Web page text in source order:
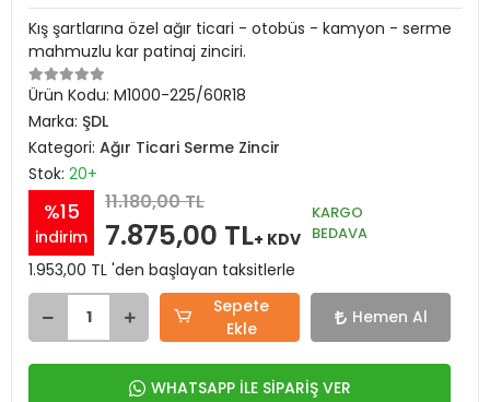
Kış şartlarına özel ağır ticari - otobüs - kamyon - serme
mahmuzlu kar patinaj zinciri.
Ürün Kodu: M1000-225/60R18
Marka: ŞDL
Kategori: Ağır Ticari Serme Zincir
Stok: 20+
%15
indirim
11.180,00 TL
7.875,00 TL+ KDV
KARGO
BEDAVA
1.953,00 TL 'den başlayan taksitlerle
Sepete
Ekle
Hemen Al
WHATSAPP İLE SİPARİŞ VER